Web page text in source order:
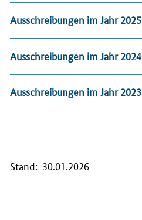
Ausschreibungen im Jahr 2025
Ausschreibungen im Jahr 2024
Ausschreibungen im Jahr 2023
Stand: 30.01.2026